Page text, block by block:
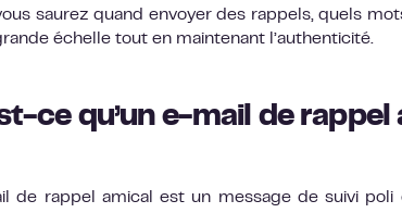
saurez quand envoyer des rappels, quels
échelle tout en maintenant l’authenticité.
ce qu’un e-mail de rappel
de rappel amical est un message de suivi poli